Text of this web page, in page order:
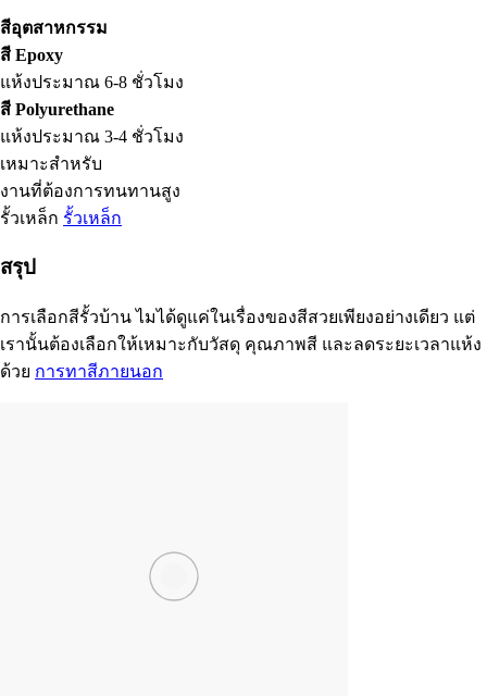
สีอุตสาหกรรม
สี Epoxy
แห้งประมาณ 6-8 ชั่วโมง
สี Polyurethane
แห้งประมาณ 3-4 ชั่วโมง
เหมาะสำหรับ
งานที่ต้องการทนทานสูง
รั้วเหล็ก รั้วเหล็ก
สรุป
การเลือกสีรั้วบ้าน ไมได้ดูแค่ในเรื่องของสีสวยเพียงอย่างเดียว แต่
เรานั้นต้องเลือกให้เหมาะกับวัสดุ คุณภาพสี และลดระยะเวลาแห้ง
ด้วย การทาสีภายนอก